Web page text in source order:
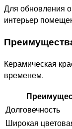
Для обновления
интерьер
Керамическая
временем.
Долговечность
Широкая